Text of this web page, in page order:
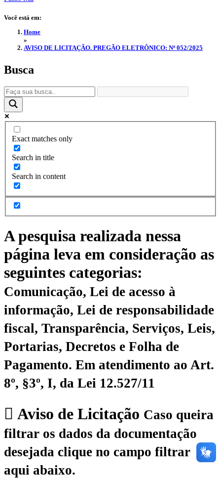
Você está em:
Home
»
AVISO DE LICITAÇÃO. PREGÃO ELETRÔNICO: Nº 052/2025
Busca
Exact matches only
Search in title
Search in content
A pesquisa realizada nessa
página leva em consideração as
seguintes categorias:
Comunicação, Lei de acesso à
informação, Lei de responsabilidade
fiscal, Transparência, Serviços, Leis,
Portarias, Decretos e Folha de
Pagamento. Em atendimento ao Art.
8º, §3º, I, da Lei 12.527/11
Aviso de Licitação Caso queira
filtrar os dados da documentação
desejada clique no campo filtrar
aqui abaixo.